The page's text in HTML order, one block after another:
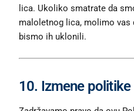
lica. Ukoliko smatrate da
maloletnog lica, molimo vas
bismo ih uklonili.
10. Izmene